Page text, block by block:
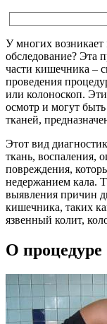
У многих возникает
обследование? Эта
части кишечника –
проведения
или колоноскоп.
осмотр и могут
тканей,
Этот вид
ткань, воспаления,
повреждения,
недержанием кала.
выявления причин
кишечника, таких
язвенный колит,
О процедуре